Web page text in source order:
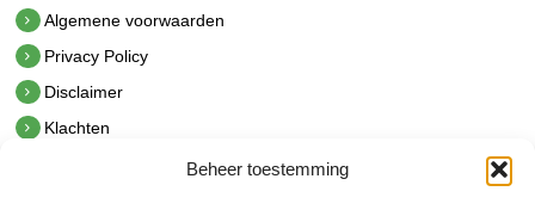
Beheer toestemming
Algemene voorwaarden
Privacy Policy
Disclaimer
Klachten